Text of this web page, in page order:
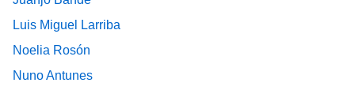
Luis Miguel Larriba
Noelia Rosón
Nuno Antunes